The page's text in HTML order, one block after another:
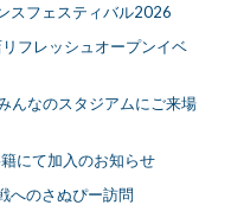
スフェスティバル2026
フレッシュオープンイベ
んなのスタジアムにご来場
にて加入のお知らせ
へのさぬぴー訪問